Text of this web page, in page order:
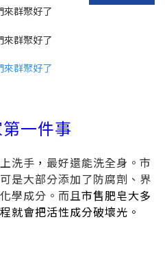
一件事
洗手 ， 最好還能洗全身。市
是大部分添加了防腐劑、界
學成分。而且市售肥皂大多
就會把活性成分破壞光。